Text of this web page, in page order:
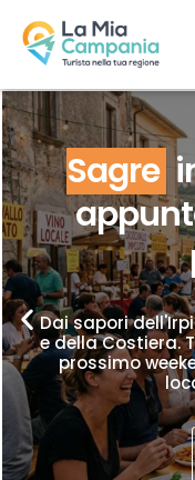
Sagre
Dai sapori
e della Costiera.
prossimo